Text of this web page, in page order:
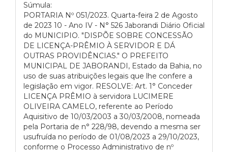
Súmula:
PORTARIA Nº 051/2023. Quarta-feira 2 de Agosto
de 2023 10 - Ano IV - N° 526 Jaborandi Diário Oficial
do MUNICIPIO. "DISPÕE SOBRE CONCESSÃO
DE LICENÇA-PRÊMIO À SERVIDOR E DÁ
OUTRAS PROVIDÊNCIAS." O PREFEITO
MUNICIPAL DE JABORANDI, Estado da Bahia, no
uso de suas atribuições legais que lhe confere a
legislação em vigor. RESOLVE: Art. 1° Conceder
LICENÇA PRÊMIO à servidora LUCIMERE
OLIVEIRA CAMELO, referente ao Período
Aquisitivo de 10/03/2003 a 30/03/2008, nomeada
pela Portaria de n° 228/98, devendo a mesma ser
usufruída no período de 01/08/2023 a 29/10/2023,
conforme o Processo Administrativo de nº